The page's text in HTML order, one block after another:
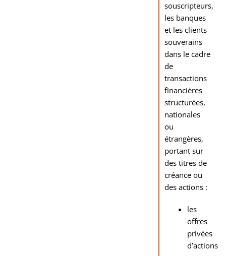
souscripteurs,
les banques
et les clients
souverains
dans le cadre
de
transactions
financières
structurées,
nationales
ou
étrangères,
portant sur
des titres de
créance ou
des actions :
les
offres
privées
d’actions